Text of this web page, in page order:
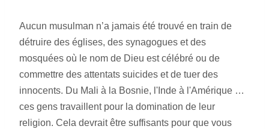
Aucun musulman n’a jamais été trouvé en train de
détruire des églises, des synagogues et des
mosquées où le nom de Dieu est célébré ou de
commettre des attentats suicides et de tuer des
innocents. Du Mali à la Bosnie, l'Inde à l'Amérique …
ces gens travaillent pour la domination de leur
religion. Cela devrait être suffisants pour que vous